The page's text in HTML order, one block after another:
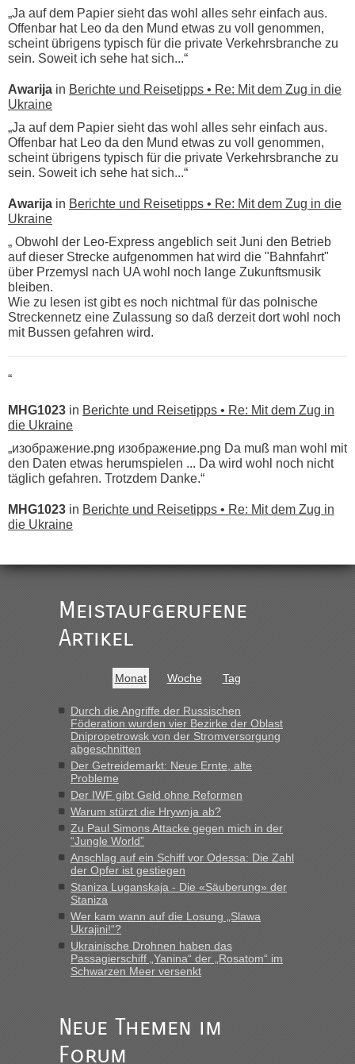
„Ja auf dem Papier sieht das wohl alles sehr einfach aus.
Offenbar hat Leo da den Mund etwas zu voll genommen,
scheint übrigens typisch für die private Verkehrsbranche zu
sein. Soweit ich sehe hat sich...“
Awarija in Berichte und Reisetipps • Re: Mit dem Zug in die
Ukraine
„Ja auf dem Papier sieht das wohl alles sehr einfach aus.
Offenbar hat Leo da den Mund etwas zu voll genommen,
scheint übrigens typisch für die private Verkehrsbranche zu
sein. Soweit ich sehe hat sich...“
Awarija in Berichte und Reisetipps • Re: Mit dem Zug in die
Ukraine
„ Obwohl der Leo-Express angeblich seit Juni den Betrieb
auf dieser Strecke aufgenommen hat wird die "Bahnfahrt"
über Przemysl nach UA wohl noch lange Zukunftsmusik
bleiben.
Wie zu lesen ist gibt es noch nichtmal für das polnische
Streckennetz eine Zulassung so daß derzeit dort wohl noch
mit Bussen gefahren wird.
“
MHG1023 in Berichte und Reisetipps • Re: Mit dem Zug in
die Ukraine
„изображение.png изображение.png Da muß man wohl mit
den Daten etwas herumspielen ... Da wird wohl noch nicht
täglich gefahren. Trotzdem Danke.“
MHG1023 in Berichte und Reisetipps • Re: Mit dem Zug in
die Ukraine
Ist korrekt, aber ich finde man hätte trotzdem im Text gleich
darauf hinweisen können.
War aber nicht "böse" gemeint ...
buchbar - warum auch immer ...
Hab´s versucht - bekomme aber immer angezeigt "auf dieser
Strecke fahren wir nicht"
inBerichte und Reisetipps • Re: Mit dem Zug in
die Ukraine
„Man sollte aber explizit dazu schreiben, daß es ein Zug von
LeoExpress ist - und nur auf deren Webseite kann man die
Fahrkarten kaufen. Zumindest ist es die erste Umsteigefreie
Verbindung von Deutschland...“
Recht, Visa und Dokumente • Re: Deklaration
gebrauchter Kleidung beim Zoll
„Vielen Dank, mit einem Briefchen meiner Frau im Gepäck
gab es keine Probleme“
fast 11 Milliarden aufgedeckt
„Am besten wäre natürlich, wenn die Frau mit dabei ist.
Alleinreisende Männer stehen schließlich immer unter
Meistaufgerufene
Artikel
Monat Woche Tag
Durch die Angriffe der Russischen
Föderation wurden vier Bezirke der Oblast
Dnipropetrowsk von der Stromversorgung
abgeschnitten
Der Getreidemarkt: Neue Ernte, alte
Probleme
Der IWF gibt Geld ohne Reformen
Warum stürzt die Hrywnja ab?
Zu Paul Simons Attacke gegen mich in der
“Jungle World”
Anschlag auf ein Schiff vor Odessa: Die Zahl
der Opfer ist gestiegen
Staniza Luganskaja - Die «Säuberung» der
Staniza
Wer kam wann auf die Losung „Slawa
Ukrajini!“?
Ukrainische Drohnen haben das
Passagierschiff „Yanina“ der „Rosatom“ im
Schwarzen Meer versenkt
Neue Themen im
Forum